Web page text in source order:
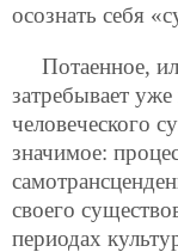
осознать себя
Потаенное,
затребывает
человеческого
значимое:
своего
периодах